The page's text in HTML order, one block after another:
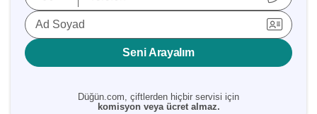
Ad Soyad
Seni Arayalım
Düğün.com, çiftlerden hiçbir servisi için
komisyon veya ücret almaz.